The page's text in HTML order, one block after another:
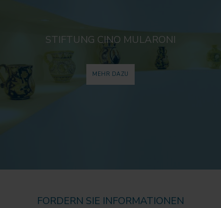
STIFTUNG CINO MULARONI
MEHR DAZU
FORDERN SIE INFORMATIONEN